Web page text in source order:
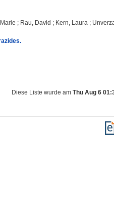
; Rau, David ; Kern, Laura ;
Diese Liste wurde am Thu Aug 6